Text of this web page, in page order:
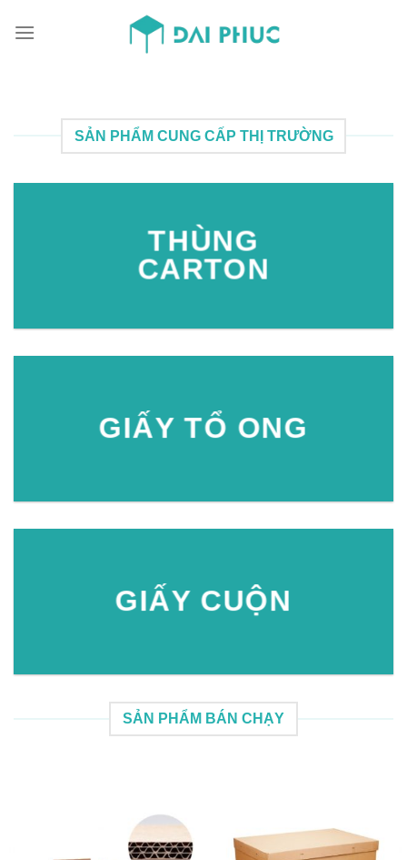
SẢN PHẨM CUNG CẤP THỊ TRƯỜNG
THÙNG
CARTON
GIẤY TỔ ONG
GIẤY CUỘN
SẢN PHẨM BÁN CHẠY